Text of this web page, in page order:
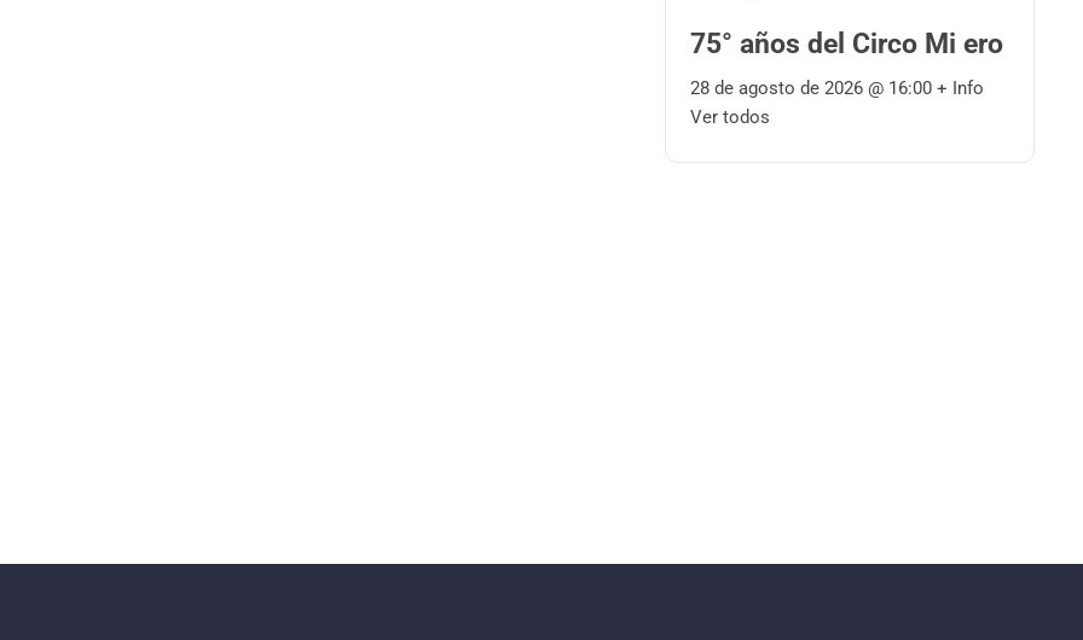
75° años del Circo Mi ero
28 de agosto de 2026 @ 16:00 + Info
Ver todos